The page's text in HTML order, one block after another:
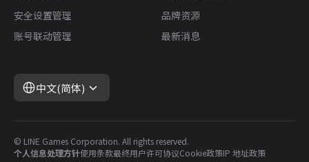
安全设置管理
账号联动管理
品牌资源
最新消息
中文(简体)
© LINE Games Corporation. All rights reserved.
个人信息处理方针使用条款最终用户许可协议Cookie政策IP 地址政策